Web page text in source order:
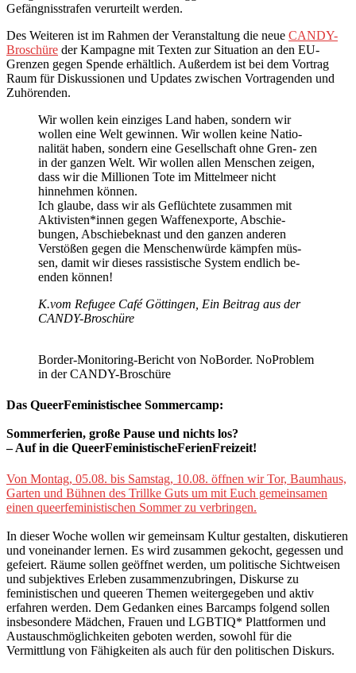
Gefängnisstrafen verurteilt werden.
Des Weiteren ist im Rahmen der Veranstaltung die neue CANDY-
Broschüre der Kampagne mit Texten zur Situation an den EU-
Grenzen gegen Spende erhältlich. Außerdem ist bei dem Vortrag
Raum für Diskussionen und Updates zwischen Vortragenden und
Zuhörenden.
Wir wollen kein einziges Land haben, sondern wir
wollen eine Welt gewinnen. Wir wollen keine Natio-
nalität haben, sondern eine Gesellschaft ohne Gren- zen
in der ganzen Welt. Wir wollen allen Menschen zeigen,
dass wir die Millionen Tote im Mittelmeer nicht
hinnehmen können.
Ich glaube, dass wir als Geflüchtete zusammen mit
Aktivisten*innen gegen Waffenexporte, Abschie-
bungen, Abschiebeknast und den ganzen anderen
Verstößen gegen die Menschenwürde kämpfen müs-
sen, damit wir dieses rassistische System endlich be-
enden können!
K.vom Refugee Café Göttingen, Ein Beitrag aus der
CANDY-Broschüre
Border-Monitoring-Bericht von NoBorder. NoProblem
in der CANDY-Broschüre
Das QueerFeministischee Sommercamp:
Sommerferien, große Pause und nichts los?
– Auf in die QueerFeministischeFerienFreizeit!
Von Montag, 05.08. bis Samstag, 10.08. öffnen wir Tor, Baumhaus,
Garten und Bühnen des Trillke Guts um mit Euch gemeinsamen
einen queerfeministischen Sommer zu verbringen.
In dieser Woche wollen wir gemeinsam Kultur gestalten, diskutieren
und voneinander lernen. Es wird zusammen gekocht, gegessen und
gefeiert. Räume sollen geöffnet werden, um politische Sichtweisen
und subjektives Erleben zusammenzubringen, Diskurse zu
feministischen und queeren Themen weitergegeben und aktiv
erfahren werden. Dem Gedanken eines Barcamps folgend sollen
insbesondere Mädchen, Frauen und LGBTIQ* Plattformen und
Austauschmöglichkeiten geboten werden, sowohl für die
Vermittlung von Fähigkeiten als auch für den politischen Diskurs.